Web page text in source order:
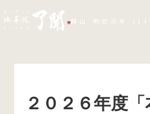
開山 明応元年
２０２６年度